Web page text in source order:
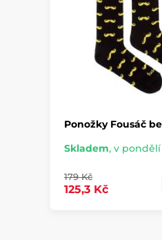
Ponožky Fousáč
Skladem, v pondělí
179 Kč
125,3 Kč